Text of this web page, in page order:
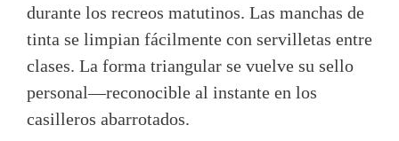
durante los recreos matutinos. Las manchas de
tinta se limpian fácilmente con servilletas entre
clases. La forma triangular se vuelve su sello
personal—reconocible al instante en los
casilleros abarrotados.